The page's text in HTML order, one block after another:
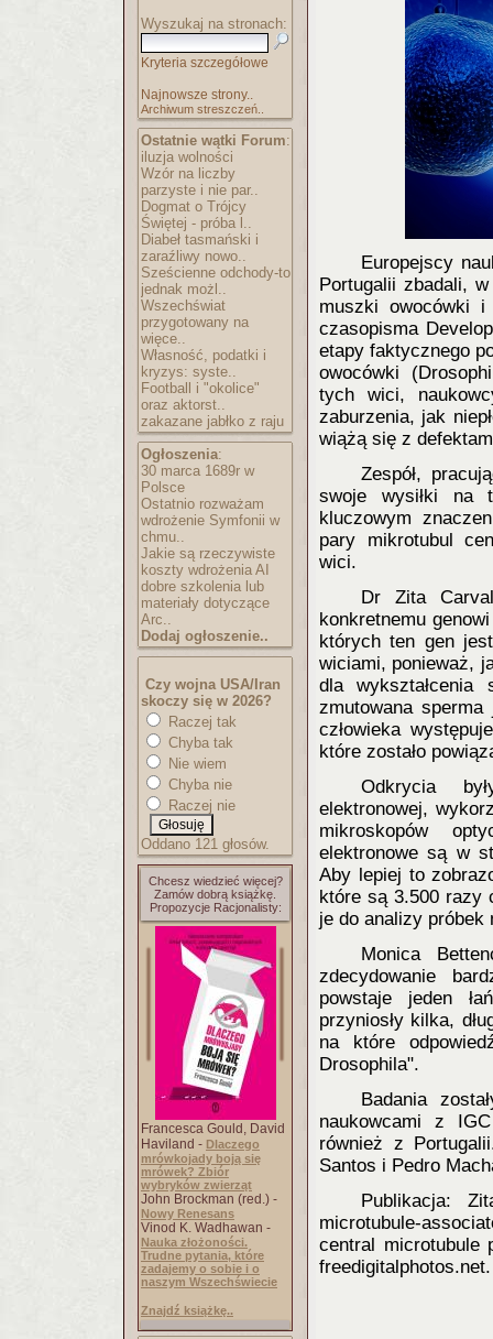
Wyszukaj na stronach:
Kryteria szczegółowe
Najnowsze strony..
Archiwum streszczeń..
Ostatnie wątki Forum:
iluzja wolności
Wzór na liczby
parzyste i nie par..
Dogmat o Trójcy
Świętej - próba l..
Diabeł tasmański i
zaraźliwy nowo..
Sześcienne odchody-to
jednak możl..
Wszechświat
przygotowany na
więce..
Własność, podatki i
kryzys: syste..
Football i "okolice"
oraz aktorst..
zakazane jabłko z raju
Ogłoszenia:
30 marca 1689r w
Polsce
Ostatnio rozważam
wdrożenie Symfonii w
chmu..
Jakie są rzeczywiste
koszty wdrożenia AI
dobre szkolenia lub
materiały dotyczące
Arc..
Dodaj ogłoszenie..
Czy wojna USA/Iran
skoczy się w 2026?
Raczej tak
Chyba tak
Nie wiem
Chyba nie
Raczej nie
Oddano 121 głosów.
Chcesz wiedzieć więcej?
Zamów dobrą książkę.
Propozycje Racjonalisty:
Francesca Gould, David
Haviland - Dlaczego
mrówkojady boją się
mrówek? Zbiór
wybryków zwierząt
John Brockman (red.) -
Nowy Renesans
Vinod K. Wadhawan -
Nauka złożoności.
Trudne pytania, które
zadajemy o sobie i o
naszym Wszechświecie
Znajdź książkę..
Europejscy
Portugalii zbadali,
muszki owocówki i
czasopisma
etapy faktycznego
owocówki
tych wici,
zaburzenia, jak
wiążą się z
Zespół,
swoje wysiłki na
kluczowym
pary mikrotubul
wici.
Dr Zita
konkretnemu
których ten gen
wiciami, ponieważ,
dla wykształcenia
zmutowana
człowieka
które zostało
Odkrycia
elektronowej,
mikroskopów
elektronowe są w
Aby lepiej to
które są 3.500 razy
je do analizy próbek
Monica
zdecydowanie
powstaje jeden
przyniosły kilka,
na które
Drosophila".
Badania
naukowcami z
również z
Santos i Pedro
Publikacja:
microtubule-associat
central microtubule